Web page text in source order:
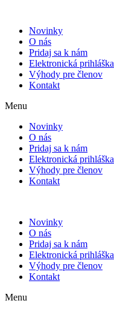
Novinky
O nás
Pridaj sa k nám
Elektronická prihláška
Výhody pre členov
Kontakt
Menu
Novinky
O nás
Pridaj sa k nám
Elektronická prihláška
Výhody pre členov
Kontakt
Novinky
O nás
Pridaj sa k nám
Elektronická prihláška
Výhody pre členov
Kontakt
Menu